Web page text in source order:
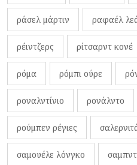
ράσελ μάρτιν ραφαέλ
ρέιντζερς ρίτσαρντ κονέ
ρόμα ρόμπι ούρε
ροναλντίνιο ρονάλντο
ρούμπεν ρέγιες
σαμουέλε λόνγκο